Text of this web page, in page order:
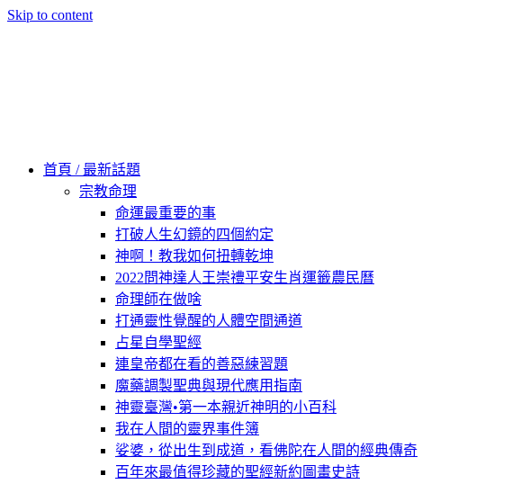
Skip to content
首頁 / 最新話題
宗教命理
命運最重要的事
打破人生幻鏡的四個約定
神啊！教我如何扭轉乾坤
2022問神達人王崇禮平安生肖運籤農民曆
命理師在做啥
打通靈性覺醒的人體空間通道
占星自學聖經
連皇帝都在看的善惡練習題
魔藥調製聖典與現代應用指南
神靈臺灣•第一本親近神明的小百科
我在人間的靈界事件簿
娑婆，從出生到成道，看佛陀在人間的經典傳奇
百年來最值得珍藏的聖經新約圖畫史詩